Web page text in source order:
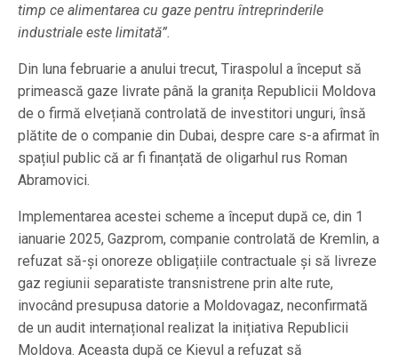
timp ce alimentarea cu gaze pentru întreprinderile
industriale este limitată”.
Din luna februarie a anului trecut, Tiraspolul a început să
primească gaze livrate până la granița Republicii Moldova
de o firmă elvețiană controlată de investitori unguri, însă
plătite de o companie din Dubai, despre care s-a afirmat în
spațiul public că ar fi finanțată de oligarhul rus Roman
Abramovici.
Implementarea acestei scheme a început după ce, din 1
ianuarie 2025, Gazprom, companie controlată de Kremlin, a
refuzat să-și onoreze obligațiile contractuale și să livreze
gaz regiunii separatiste transnistrene prin alte rute,
invocând presupusa datorie a Moldovagaz, neconfirmată
de un audit internațional realizat la inițiativa Republicii
Moldova. Aceasta după ce Kievul a refuzat să